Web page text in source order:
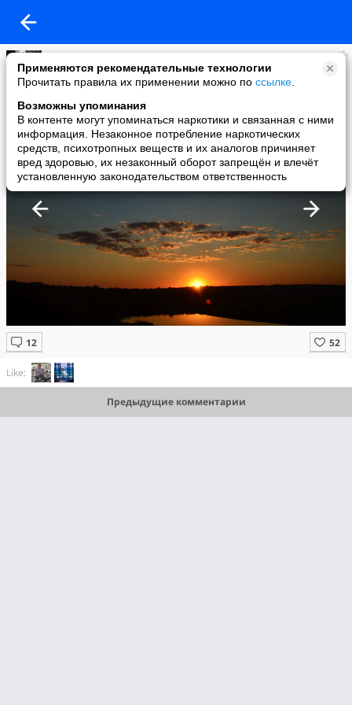
Применяются рекомендательные технологии
Прочитать правила их применении можно по ссылке
Возможны упоминания
В контенте могут упоминаться наркотики и связанная с ними
информация. Незаконное потребление наркотических
средств, психотропных веществ и их аналогов причиняет
вред здоровью, их незаконный оборот запрещён и влечёт
установленную законодательством ответственность
Юлия Архипова
added a photo
02 Oct в 16:11
Like:
Предыдущие комментарии